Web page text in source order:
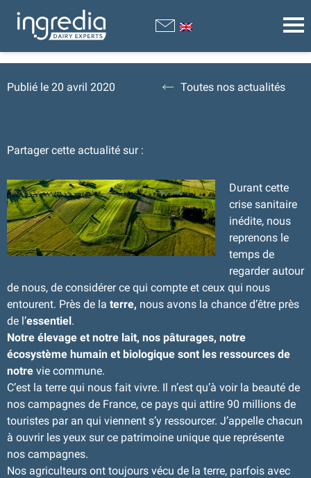
Publié le 20 avril 2020 Toutes nos actualités
Partager cette actualité sur :
Durant cette
crise sanitaire
inédite, nous
reprenons le
temps de
regarder autour
de nous, de considérer ce qui compte et ceux qui nous
entourent. Près de la terre, nous avons la chance d’être près
de l’essentiel.
Notre élevage et notre lait, nos pâturages, notre
écosystème humain et biologique sont les ressources de
notre vie commune.
C’est la terre qui nous fait vivre. Il n’est qu’à voir la beauté de
nos campagnes de France, ce pays qui attire 90 millions de
touristes par an qui viennent s’y ressourcer. J’appelle chacun
à ouvrir les yeux sur ce patrimoine unique que représente
nos campagnes.
Nos agriculteurs ont toujours vécu de la terre, parfois avec